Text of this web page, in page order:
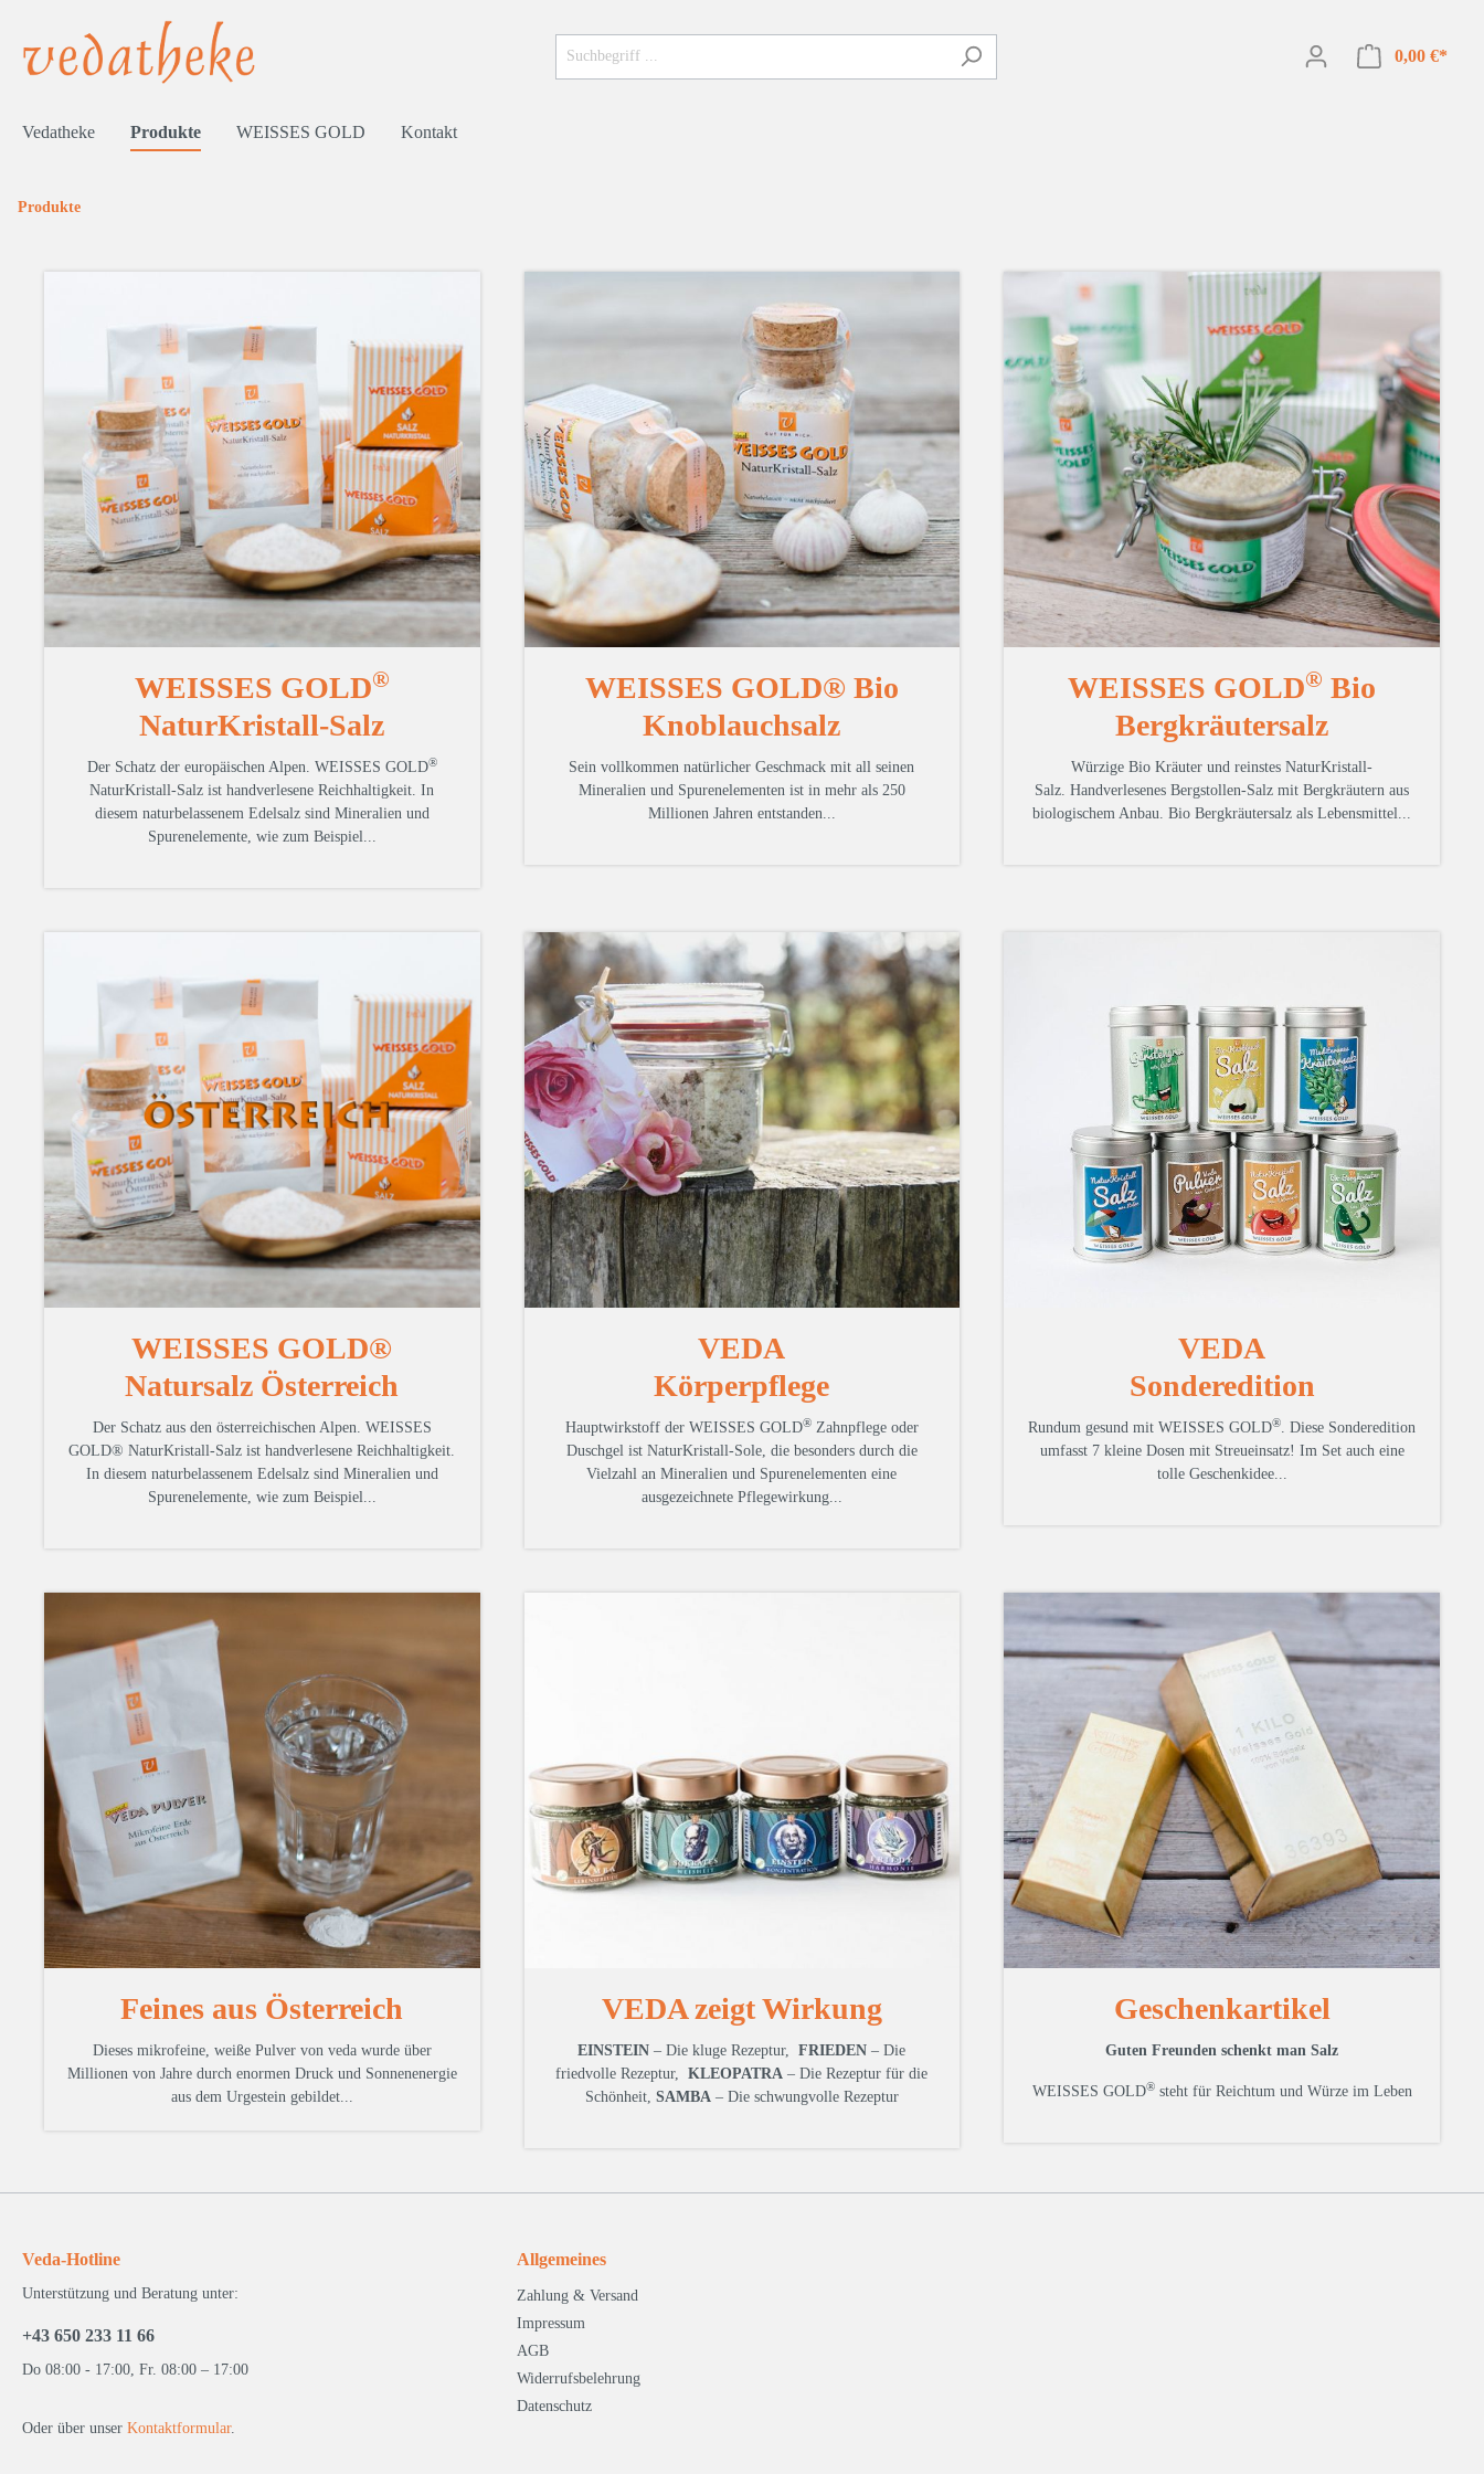
0,00 €*
Vedatheke Produkte WEISSES GOLD Kontakt
Zur Kategorie Produkte
WEISSES GOLD NaturKristall-Salz Feines für die Küche
WEISSES GOLD Bio
Bergkräutersalz
WEISSES GOLD Bio Knoblauchsalz
VEDA zeigt Wirkung VEDA Sonderedition Körperpflege
Geschenkideen
Produkte
WEISSES GOLD®
NaturKristall-Salz
Der Schatz der europäischen Alpen. WEISSES GOLD®
NaturKristall-Salz ist handverlesene Reichhaltigkeit. In
diesem naturbelassenem Edelsalz sind Mineralien und
Spurenelemente, wie zum Beispiel...
WEISSES GOLD® Bio
Knoblauchsalz
Sein vollkommen natürlicher Geschmack mit all seinen
Mineralien und Spurenelementen ist in mehr als 250
Millionen Jahren entstanden...
WEISSES GOLD® Bio
Bergkräutersalz
Würzige Bio Kräuter und reinstes NaturKristall-
Salz.Handverlesenes Bergstollen-Salz mit Bergkräutern aus
biologischem Anbau. Bio Bergkräutersalz als Lebensmittel...
WEISSES GOLD®
Natursalz Österreich
Der Schatz aus den österreichischen Alpen. WEISSES
GOLD® NaturKristall-Salz ist handverlesene Reichhaltigkeit.
In diesem naturbelassenem Edelsalz sind Mineralien und
Spurenelemente, wie zum Beispiel...
VEDA
Körperpflege
Hauptwirkstoff der WEISSES GOLD®Zahnpflege oder
Duschgel ist NaturKristall-Sole, die besonders durch die
Vielzahl an Mineralien und Spurenelementen eine
ausgezeichnete Pflegewirkung...
VEDA
Sonderedition
Rundum gesund mit WEISSES GOLD®.Diese Sonderedition
umfasst 7 kleine Dosen mit Streueinsatz! Im Set auch eine
tolle Geschenkidee...
Feines aus Österreich
Dieses mikrofeine, weiße Pulver von veda wurde über
Millionen von Jahre durch enormen Druck und Sonnenenergie
aus dem Urgestein gebildet...
VEDA zeigt Wirkung
EINSTEIN – Die kluge Rezeptur, FRIEDEN – Die
friedvolle Rezeptur,KLEOPATRA – Die Rezeptur für die
Schönheit, SAMBA– Die schwungvolle Rezeptur
Geschenkartikel
Guten Freunden schenkt man Salz
WEISSES GOLD®steht für Reichtum und Würze im Leben
Veda-Hotline
Unterstützung und Beratung unter:
+43 650 233 11 66
Do 08:00 - 17:00, Fr. 08:00 – 17:00
Oder über unser Kontaktformular.
Allgemeines
Zahlung & Versand
Impressum
AGB
Widerrufsbelehrung
Datenschutz